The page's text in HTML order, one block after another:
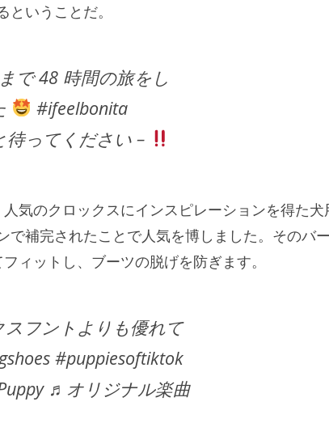
いうことだ。
で 48 時間の旅をし
#ifeelbonita
ってください –
人気のクロックスにインスピレーションを得た犬
補完されたことで人気を博しました。そのバ
ィットし、ブーツの脱げを防ぎます。
スフントよりも優れて
#puppiesoftiktok
♬オリジナル楽曲